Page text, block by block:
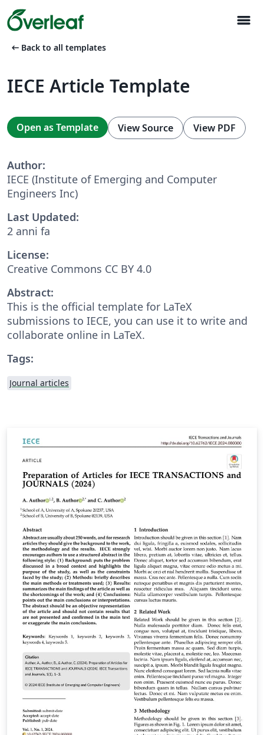
menu
arrow_left_alt Back to all templates
IECE Article Template
Open as Template View Source View PDF
Author:
IECE (Institute of Emerging and Computer
Engineers Inc)
Last Updated:
2 anni fa
License:
Creative Commons CC BY 4.0
Abstract:
This is the official template for LaTeX
submissions to IECE, you can use it to write and
collaborate online in LaTeX.
Tags:
Journal articles